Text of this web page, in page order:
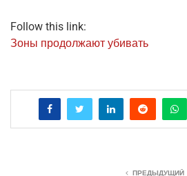
Follow this link:
Зоны про­дол­жа­ют убивать
ПРЕДЫДУЩИЙ